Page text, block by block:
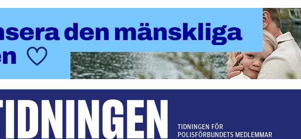
TIDNINGEN FÖR
POLISFÖRBUNDETS MEDLEMMAR